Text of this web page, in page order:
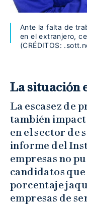
Ante la falta de
en el extranjero,
(CRÉDITOS:
La situación
La escasez de
también
en el sector de
informe del
empresas no
candidatos
porcentaje
empresas de